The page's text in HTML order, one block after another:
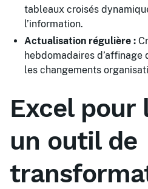
tableaux croisés
l’information.
Actualisation régulière :
hebdomadaires
les changements
Excel pour
un outil de